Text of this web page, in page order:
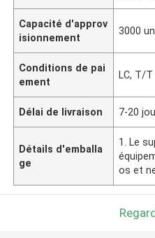
Capacité d'approv
isionnement
3000
Conditions de pai
ement
LC, T/T
Délai de livraison 7-20
Détails d'emballa
ge
1. Le
os et